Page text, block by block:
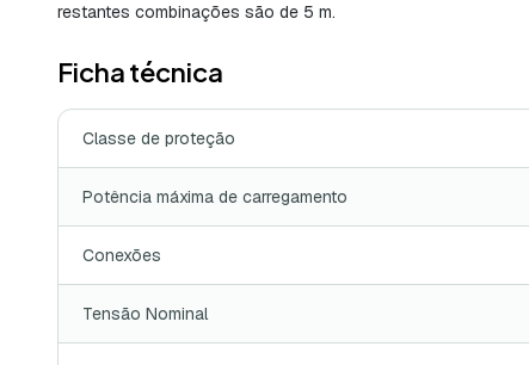
restantes combinações são de 5 m.
Ficha técnica
Classe de proteção
Potência máxima de carregamento
Conexões
Tensão Nominal